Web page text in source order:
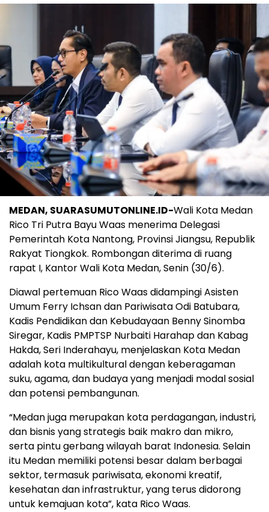
MEDAN, SUARASUMUTONLINE.ID-Wali Kota Medan
Rico Tri Putra Bayu Waas menerima Delegasi
Pemerintah Kota Nantong, Provinsi Jiangsu, Republik
Rakyat Tiongkok. Rombongan diterima di ruang
rapat I, Kantor Wali Kota Medan, Senin (30/6).
Diawal pertemuan Rico Waas didampingi Asisten
Umum Ferry Ichsan dan Pariwisata Odi Batubara,
Kadis Pendidikan dan Kebudayaan Benny Sinomba
Siregar, Kadis PMPTSP Nurbaiti Harahap dan Kabag
Hakda, Seri Inderahayu, menjelaskan Kota Medan
adalah kota multikultural dengan keberagaman
suku, agama, dan budaya yang menjadi modal sosial
dan potensi pembangunan.
“Medan juga merupakan kota perdagangan, industri,
dan bisnis yang strategis baik makro dan mikro,
serta pintu gerbang wilayah barat Indonesia. Selain
itu Medan memiliki potensi besar dalam berbagai
sektor, termasuk pariwisata, ekonomi kreatif,
kesehatan dan infrastruktur, yang terus didorong
untuk kemajuan kota”, kata Rico Waas.